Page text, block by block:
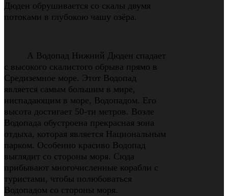
Дюден обрушивается со скалы двумя
потоками в глубокою чашу озёра.
А Водопад Нижний Дюден спадает
с высокого скалистого обрыва прямо в
Средиземное море. Этот Водопад
является самым большим в мире,
ниспадающим в море, Водопадом. Его
высота достигает 50-ти метров. Возле
Водопада обустроена прекрасная зона
отдыха, которая является Национальным
парком. Особенно красиво Водопад
выглядит со стороны моря. Сюда
прибывают многочисленные корабли с
туристами, чтобы полюбоваться
Водопадом со стороны моря.